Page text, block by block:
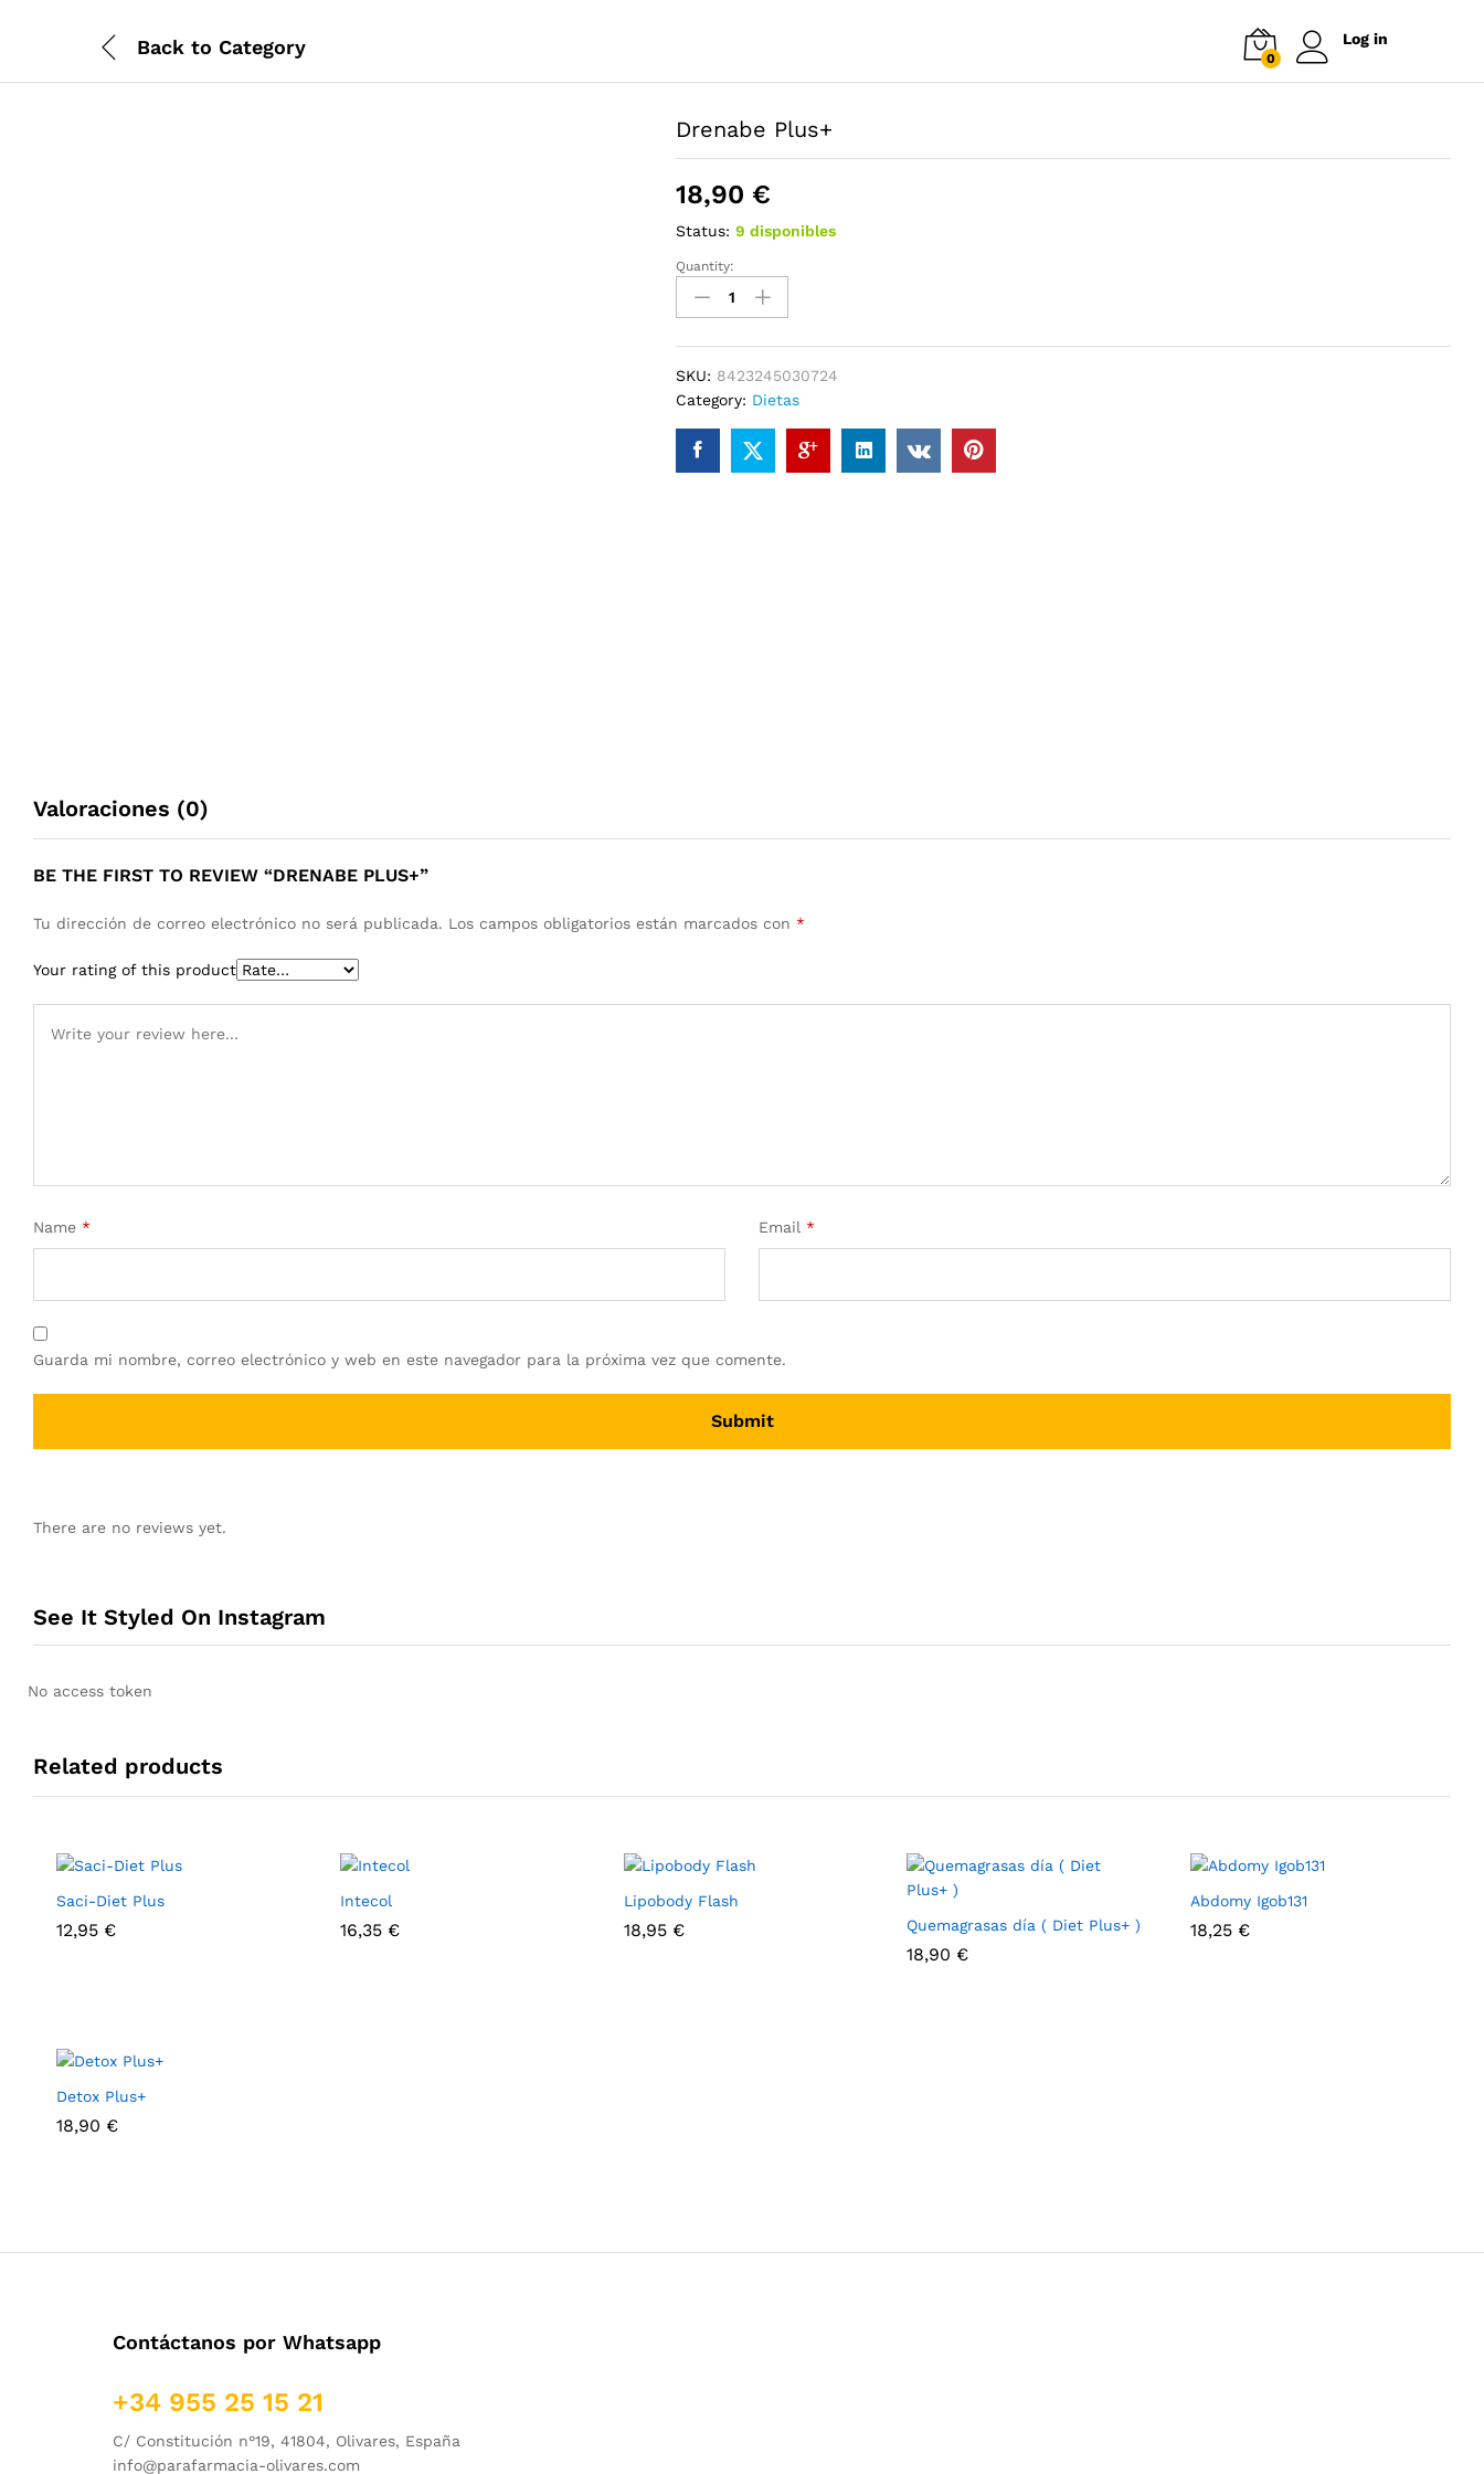
Back to Category
0
Log in
Drenabe Plus+
18,90 €
Status: 9 disponibles
Drenabe
Plus+
quantity
Quantity:
SKU: 8423245030724
Category: Dietas
Valoraciones (0)
BE THE FIRST TO REVIEW “DRENABE PLUS+”
Tu dirección de correo electrónico no será publicada. Los campos obligatorios están marcados con *
Your rating of this product
Name * Email *
Guarda mi nombre, correo electrónico y web en este navegador para la próxima vez que comente.
There are no reviews yet.
See It Styled On Instagram
No access token
Related products
Saci-Diet Plus
12,95 €
Intecol
16,35 €
Lipobody Flash
18,95 € Quemagrasas día ( Diet Plus+ )
18,90 €
Abdomy Igob131
18,25 €
Detox Plus+
18,90 €
Contáctanos por Whatsapp
+34 955 25 15 21
C/ Constitución n°19, 41804, Olivares, España
info@parafarmacia-olivares.com